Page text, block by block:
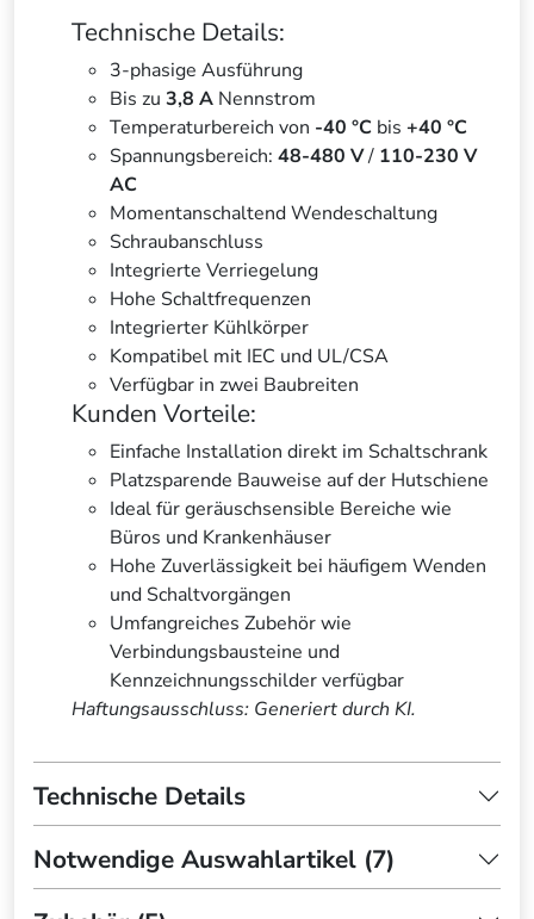
Technische Details:
3-phasige Ausführung
Bis zu 3,8 A Nennstrom
Temperaturbereich von -40 °C bis +40 °C
Spannungsbereich: 48-480 V/ 110-230 V
AC
Momentanschaltend Wendeschaltung
Schraubanschluss
Integrierte Verriegelung
Hohe Schaltfrequenzen
Integrierter Kühlkörper
Kompatibel mit IEC und UL/CSA
Verfügbar in zwei Baubreiten
Kunden Vorteile:
Einfache Installation direkt im Schaltschrank
Platzsparende Bauweise auf der Hutschiene
Ideal für geräuschsensible Bereiche wie
Büros und Krankenhäuser
Hohe Zuverlässigkeit bei häufigem Wenden
und Schaltvorgängen
Umfangreiches Zubehör wie
Verbindungsbausteine und
Kennzeichnungsschilder verfügbar
Haftungsausschluss: Generiert durch KI.
Technische Details
Notwendige Auswahlartikel (7)